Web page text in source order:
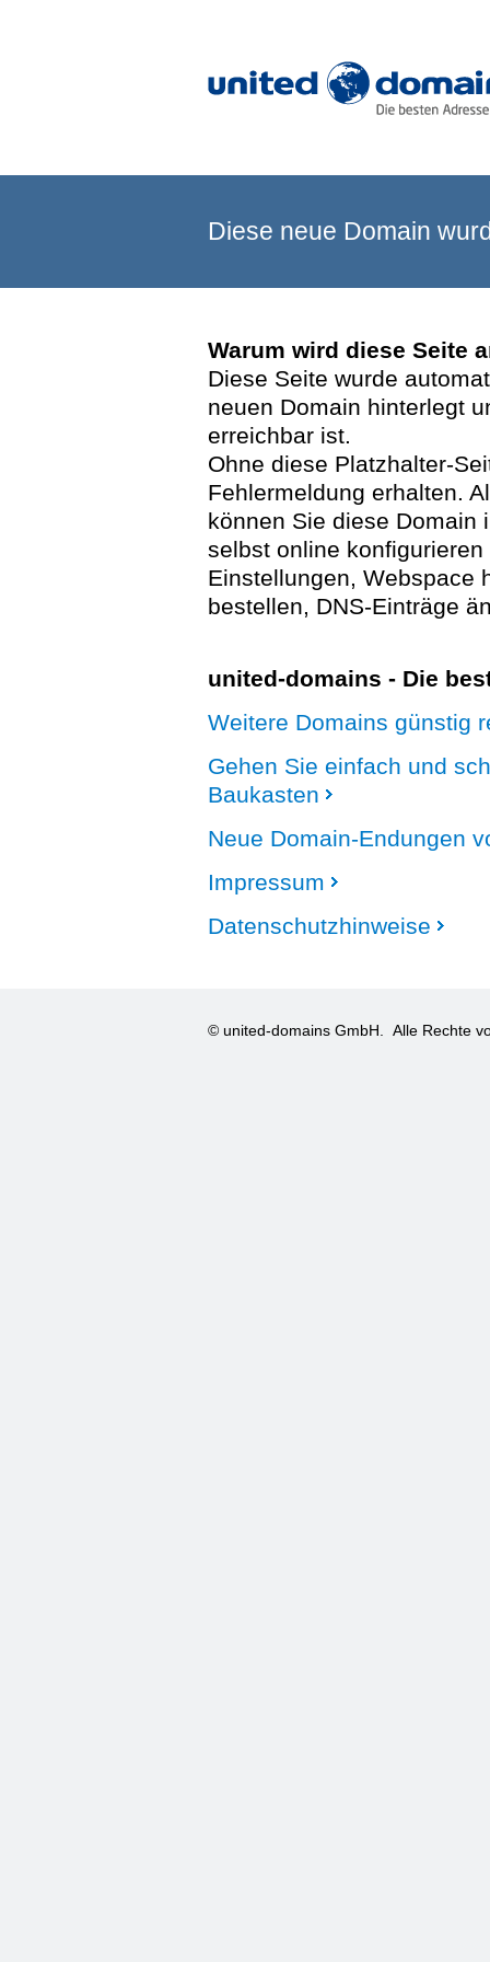
Diese neue Domain
Warum wird diese Seite
Diese Seite wurde
neuen Domain hinterlegt
erreichbar ist.
Ohne diese Platzhalter-
Fehlermeldung erhalten.
können Sie diese Domain
selbst online
Einstellungen, Webspace
bestellen, DNS-Einträge
united-domains - Die
Weitere Domains günstig
Gehen Sie einfach und
Baukasten
Neue Domain-Endungen
Impressum
Datenschutzhinweise
© united-domains GmbH. Alle Rechte